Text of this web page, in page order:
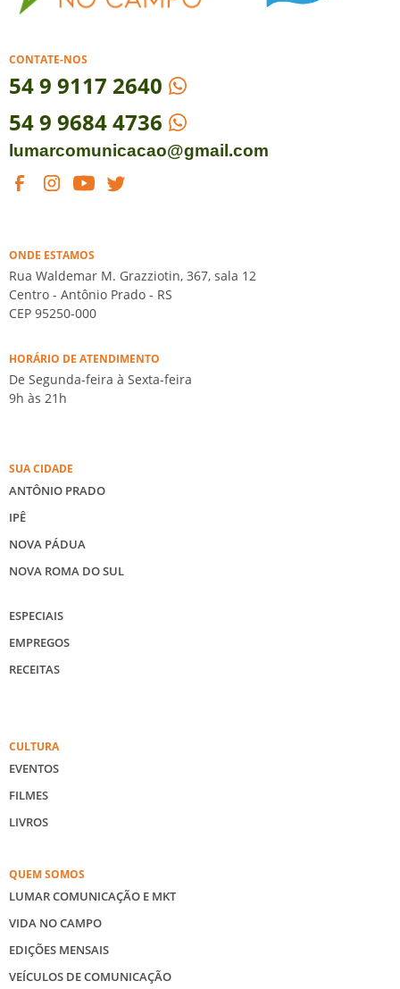
CONTATE-NOS
549 9117 2640
54 9 9684 4736
lumarcomunicacao@gmail.com
ONDE ESTAMOS
Rua Waldemar M. Grazziotin, 367, sala 12
Centro - Antônio Prado - RS
CEP 95250-000
HORÁRIO DE ATENDIMENTO
De Segunda-feira à Sexta-feira
9h às 21h
SUA CIDADE
ANTÔNIO PRADO
IPÊ
NOVA PÁDUA
NOVA ROMA DO SUL
ESPECIAIS
EMPREGOS
RECEITAS
CULTURA
EVENTOS
FILMES
LIVROS
QUEM SOMOS
LUMAR COMUNICAÇÃO E MKT
VIDA NO CAMPO
EDIÇÕES MENSAIS
VEÍCULOS DE COMUNICAÇÃO